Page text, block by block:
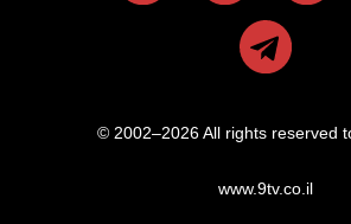
© 2002–2026 All rights reserved
www.9tv.co.il